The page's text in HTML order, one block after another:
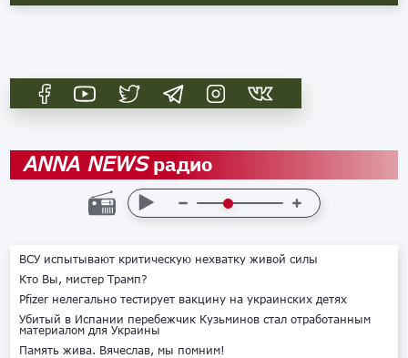
ANNA NEWSрадио
ВСУ испытывают критическую нехватку живой силы
Кто Вы, мистер Трамп?
Pfizer нелегально тестирует вакцину на украинских детях
Убитый в Испании перебежчик Кузьминов стал отработанным
материалом для Украины
Память жива. Вячеслав, мы помним!